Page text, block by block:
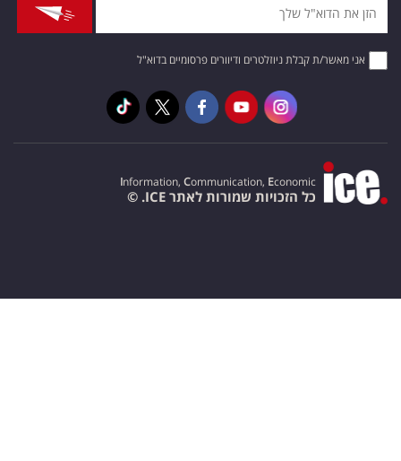
אני מאשר/ת קבלת ניוזלטרים ודיוורים פרסומיים בדוא"ל
Information, Communication, Economic
כל הזכויות שמורות לאתר ICE. ©